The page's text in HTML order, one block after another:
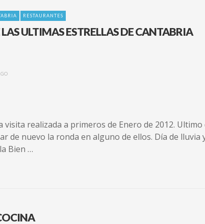
RESTAURANTES
ULTIMAS ESTRELLAS DE CANTABRIA
visita realizada a primeros de Enero de 2012.
de nuevo la ronda en alguno de ellos. Día de
Bien …